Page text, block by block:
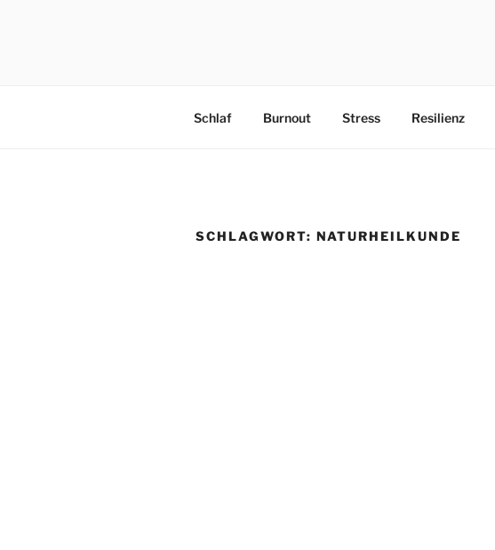
Schlaf Burnout Stress Resilienz
SCHLAGWORT: NATURHEILKUNDE